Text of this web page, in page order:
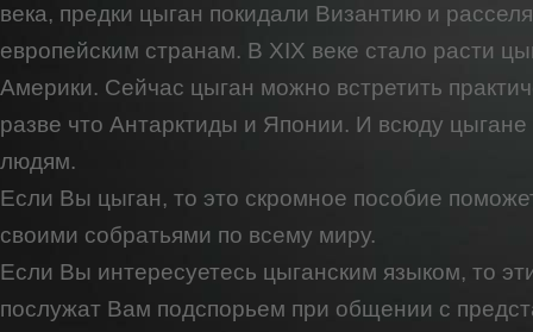
века, предки цыган покидали Византию и
европейским странам. В XIX веке стало расти
Америки. Сейчас цыган можно встретить
разве что Антарктиды и Японии. И всюду
людям.
Если Вы цыган, то это скромное пособие
своими собратьями по всему миру.
Если Вы интересуетесь цыганским языком, то
послужат Вам подспорьем при общении с